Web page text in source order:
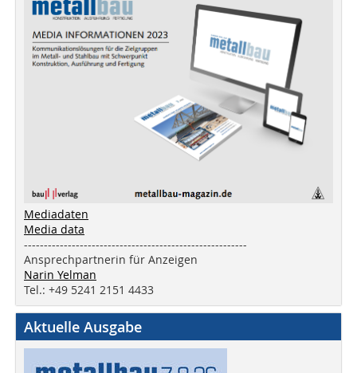
Mediadaten
Media data
--------------------------------------------------------
Ansprechpartnerin für Anzeigen
Narin Yelman
Tel.: +49 5241 2151 4433
Aktuelle Ausgabe